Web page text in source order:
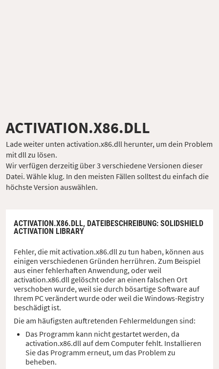
ACTIVATION.X86.DLL
Lade weiter unten activation.x86.dll herunter, um dein Problem
mit dll zu lösen.
Wir verfügen derzeitig über 3 verschiedene Versionen dieser
Datei. Wähle klug. In den meisten Fällen solltest du einfach die
höchste Version auswählen.
ACTIVATION.X86.DLL, DATEIBESCHREIBUNG: SOLIDSHIELD
ACTIVATION LIBRARY
Fehler, die mit activation.x86.dll zu tun haben, können aus
einigen verschiedenen Gründen herrühren. Zum Beispiel
aus einer fehlerhaften Anwendung, oder weil
activation.x86.dll gelöscht oder an einen falschen Ort
verschoben wurde, weil sie durch bösartige Software auf
Ihrem PC verändert wurde oder weil die Windows-Registry
beschädigt ist.
Die am häufigsten auftretenden Fehlermeldungen sind:
Das Programm kann nicht gestartet werden, da
activation.x86.dll auf dem Computer fehlt. Installieren
Sie das Programm erneut, um das Problem zu
beheben.